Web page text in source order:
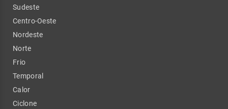
Sudeste
Centro-Oeste
Nordeste
Norte
Frio
Temporal
Calor
Ciclone